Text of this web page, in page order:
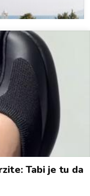
Tabi je tu da